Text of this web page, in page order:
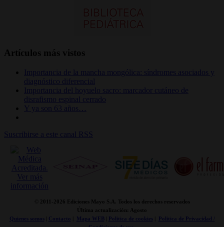
Artículos más vistos
Importancia de la mancha mongólica: síndromes asociados y
diagnóstico diferencial
Importancia del hoyuelo sacro: marcador cutáneo de
disrafismo espinal cerrado
Y ya son 63 años…
Suscribirse a este canal RSS
© 2011- 2026 Ediciones Mayo S.A. Todos los derechos reservados
Última actualización: Agosto
Quienes somos| Contacto Mapa WEB| Politica de cookies|
Politica de Privacidad /